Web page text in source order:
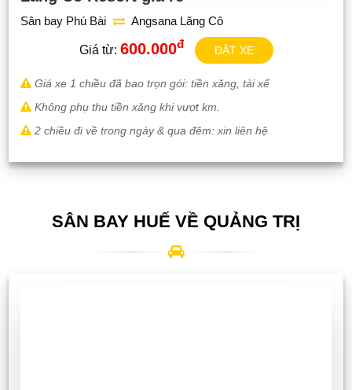
Sân bay Phú Bài Angsana Lăng Cô
Giá từ: 600.000đ ĐẶT XE
Giá xe 1 chiều đã bao trọn gói: tiền xăng, tài xế
Không phụ thu tiền xăng khi vượt km.
2 chiều đi về trong ngày & qua đêm: xin liên hệ
SÂN BAY HUẾ VỀ QUẢNG TRỊ